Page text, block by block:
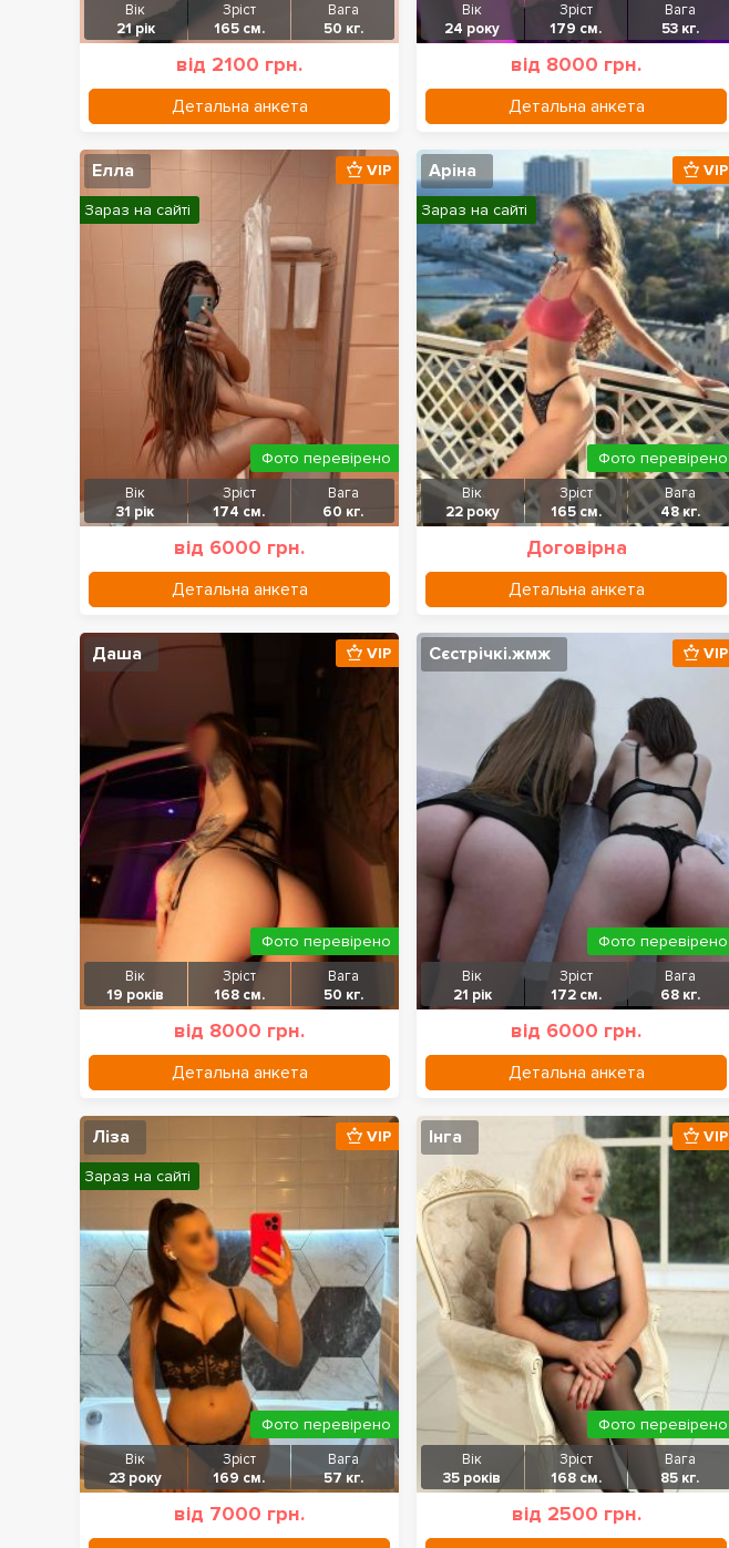
Вік
21 рік
Зріст
165 см.
Вага
50 кг.
від 2100 грн.
Детальна анкета
Вік
24 року
Зріст
179 см.
Вага
53 кг.
від 8000 грн.
Детальна анкета
Елла
Вік
31 рік
Зріст
174 см.
Вага
60 кг.
від 6000 грн.
Детальна анкета
VIP
Зараз на сайті
Фото перевірено
Аріна
Вік
22 року
Зріст
165 см.
Вага
48 кг.
Договірна
Детальна анкета
VIP
Зараз на сайті
Фото перевірено
Даша
Вік
19 років
Зріст
168 см.
Вага
50 кг.
від 8000 грн.
Детальна анкета
VIP
Фото перевірено
Сєстрічкі.жмж
Вік
21 рік
Зріст
172 см.
Вага
68 кг.
від 6000 грн.
Детальна анкета
VIP
Фото перевірено
Ліза
Вік
23 року
Зріст
169 см.
Вага
57 кг.
від 7000 грн.
VIP
Зараз на сайті
Фото перевірено
Інга
Вік
35 років
Зріст
168 см.
Вага
85 кг.
від 2500 грн.
VIP
Фото перевірено